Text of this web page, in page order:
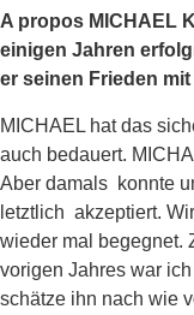
A propos MICHAEL
einigen Jahren
er seinen Frieden
MICHAEL hat das
auch bedauert.
Aber damals konnte
letztlich akzeptiert.
wieder mal begegnet.
vorigen Jahres war
schätze ihn nach wie